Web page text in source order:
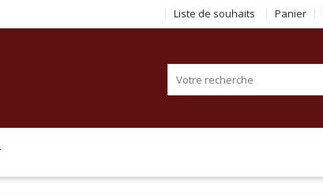
Liste de souhaits Panier